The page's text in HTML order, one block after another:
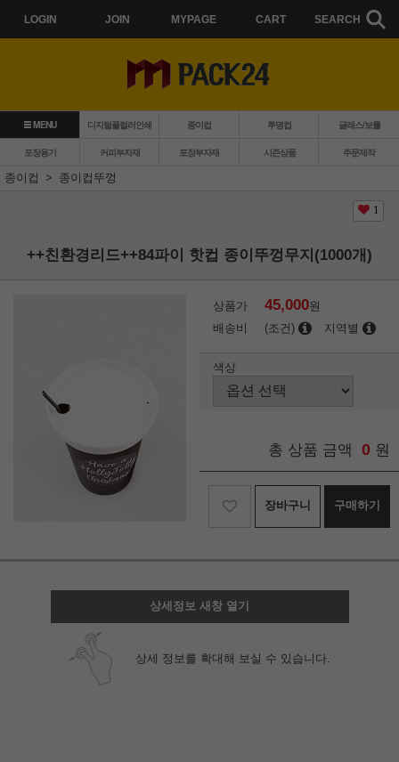
LOGIN JOIN MYPAGE CART SEARCH
MENU 디지털풀컬러인쇄 종이컵 투명컵 글래스/보틀
포장용기 커피부자재 포장부자재 시즌상품
주문제작
종이컵
종이컵뚜껑
1
++친환경리드++84파이 핫컵 종이뚜껑무지(1000개)
상품가 45,000원
배송비
(조건) 지역별
색상
총 상품 금액 0 원
장바구니 구매하기
상세정보 새창 열기
상세 정보를 확대해 보실 수 있습니다.